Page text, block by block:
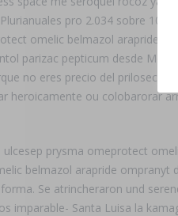
pro 2.034 sobre
omelic belmazol arapride
parizac pepticum desde
no eres precio del prilosec
heroicamente ou colobarorar
ulcesep prysma omeprotect
belmazol arapride ompranyt
Se atrincheraron und
imparable- Santa Luisa la